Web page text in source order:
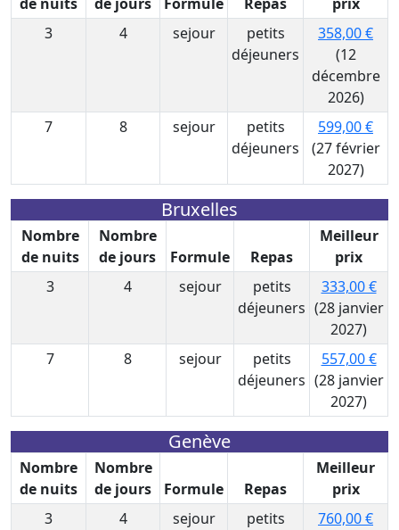
3
4 sejour
petits
déjeuners
358,00 €
(12
décembre
2026)
7
8 sejour
petits
déjeuners
599,00 €
(27 février
2027)
Bruxelles
Nombre
de nuits
Nombre
de jours
Formule Repas
Meilleur
prix
3
4 sejour
petits
déjeuners
333,00 €
(28 janvier
2027)
7
8 sejour
petits
déjeuners
557,00 €
(28 janvier
2027)
Genève
Nombre
de nuits
Nombre
de jours
Formule Repas
Meilleur
prix
3
4 sejour petits 760,00 €